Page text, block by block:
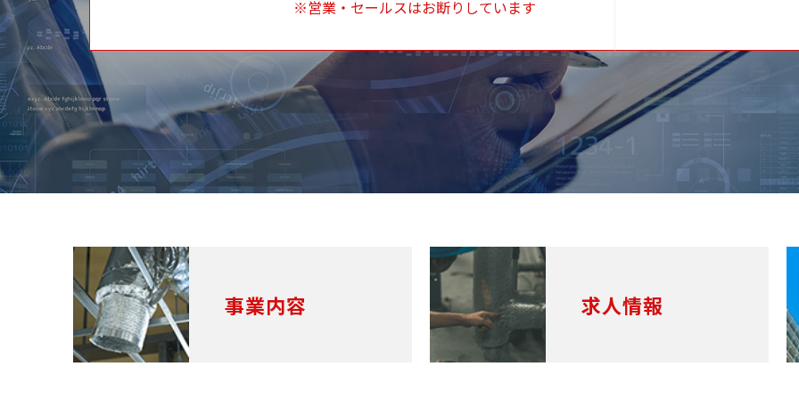
※営業・セールスはお断りしています
事業内容 求人情報